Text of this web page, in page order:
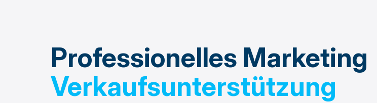
Professionelles Marketing
Verkaufsunterstützung